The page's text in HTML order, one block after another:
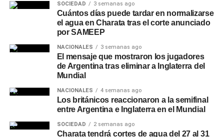
SOCIEDAD 3 semanas ago
Cuántos días puede tardar en normalizarse
el agua en Charata tras el corte anunciado
por SAMEEP
NACIONALES 3 semanas ago
El mensaje que mostraron los jugadores
de Argentina tras eliminar a Inglaterra del
Mundial
NACIONALES 4 semanas ago
Los británicos reaccionaron a la semifinal
entre Argentina e Inglaterra en el Mundial
SOCIEDAD 2 semanas ago
Charata tendrá cortes de agua del 27 al 31